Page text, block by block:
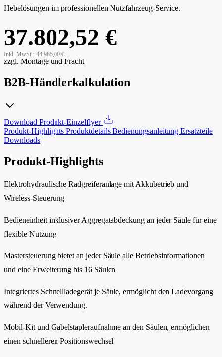
Hebelösungen im professionellen Nutzfahrzeug-Service.
37.802,52 €
Inkl. MwSt.: 44.985,00 €
zzgl. Montage und Fracht
B2B-Händlerkalkulation
Download Produkt-Einzelflyer
Produkt-Highlights Produktdetails Bedienungsanleitung Ersatzteile
Downloads
Produkt-Highlights
Elektrohydraulische Radgreiferanlage mit Akkubetrieb und
Wireless-Steuerung
Bedieneinheit inklusiver Aggregatabdeckung an jeder Säule für eine
flexible Nutzung
Mastersteuerung bietet an jeder Säule alle Betriebsinformationen
und eine Erweiterung bis 16 Säulen
Integriertes Schnellladegerät je Säule, ermöglicht den Ladevorgang
während der Verwendung.
Mobil-Kit und Gabelstapleraufnahme an den Säulen, ermöglichen
einen schnelleren Positionswechsel